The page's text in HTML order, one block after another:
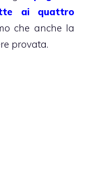
ai quattro
che anche la
provata.